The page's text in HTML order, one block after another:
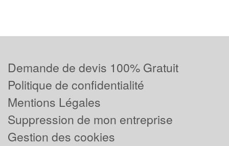
Demande de devis 100% Gratuit
Politique de confidentialité
Mentions Légales
Suppression de mon entreprise
Gestion des cookies